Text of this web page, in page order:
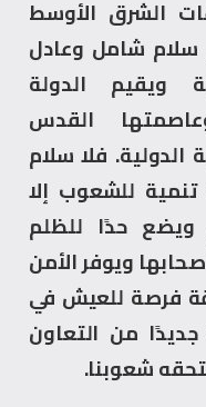
الشرق الأوسط
شامل وعادل
ويقيم الدولة
القدس
فلا سلام
للشعوب إلا
حدًا للظلم
ويوفر الأمن
فرصة للعيش في
من التعاون
شعوبنا.